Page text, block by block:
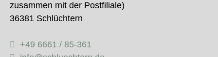
zusammen mit der Postfiliale)
36381 Schlüchtern
+49 6661 / 85-361